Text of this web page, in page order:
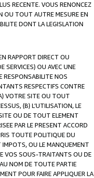
RECENTE. VOUS RENONCEZ
OU TOUT AUTRE MESURE EN
DONT LA LEGISLATION
RAPPORT DIRECT OU
SERVICES) OU AVEC UNE
RESPONSABILITE NOS
RESPECTIFS CONTRE
VOTRE SITE OU TOUT
(B) L’UTILISATION, LE
OU DE TOUT ELEMENT
PAR LE PRESENT ACCORD
TOUTE POLITIQUE DU
IMPOTS, OU LE MANQUEMENT
VOS SOUS-TRAITANTS OU DE
NOM DE TOUTE PARTIE
POUR FAIRE APPLIQUER LA